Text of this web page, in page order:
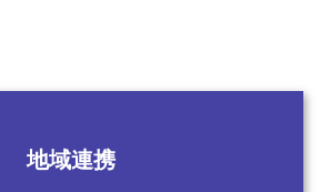
地域連携